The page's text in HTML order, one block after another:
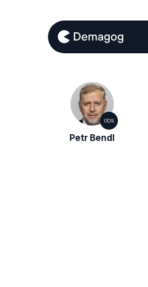
ODS
Petr Bendl